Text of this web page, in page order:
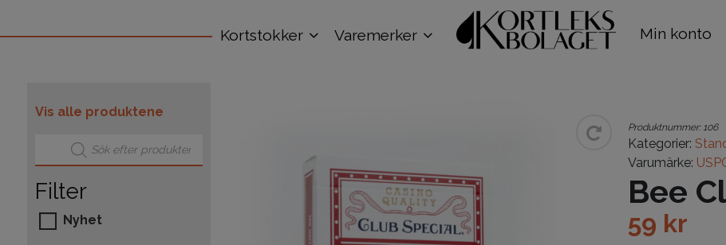
Kortstokker Varemerker Min konto
Vis alle produktene
Products search
Filter
Nyhet
Produktnummer: 106
Kategorier:
Varumärke:
Bee
59 kr